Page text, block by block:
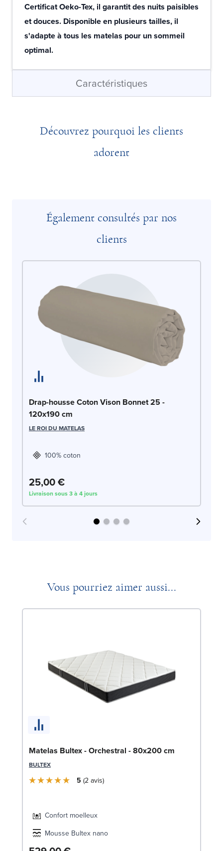
Certificat Oeko-Tex, il garantit des nuits paisibles
et douces. Disponible en plusieurs tailles, il
s'adapte à tous les matelas pour un sommeil
optimal.
Caractéristiques
Découvrez pourquoi les clients
adorent
Également consultés par nos
clients
Drap-housse Coton Vison Bonnet 25 -
120x190 cm
LE ROI DU MATELAS
100% coton
25,00 €
Livraison sous 3 à 4 jours
Vous pourriez aimer aussi...
Matelas Bultex - Orchestral - 80x200 cm
BULTEX
5 2 avis
Confort moelleux
Mousse Bultex nano